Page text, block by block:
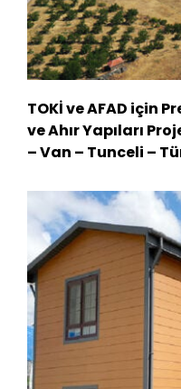
TOKİ ve AFAD için
ve Ahır Yapıları
– Van – Tunceli –